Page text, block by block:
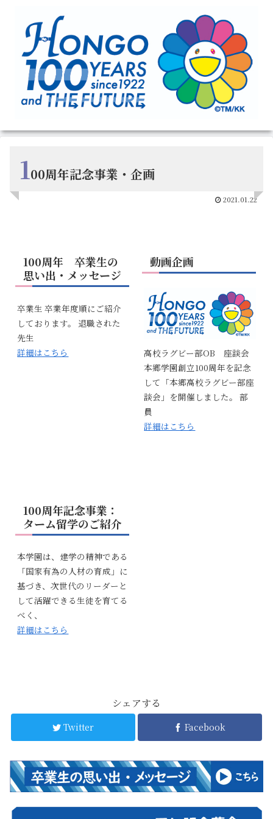
100周年記念事業・企画
2021.01.22
100周年 卒業生の
思い出・メッセージ
卒業生 卒業年度順にご紹介
しております。 退職された
先生
詳細はこちら
動画企画
高校ラグビー部OB 座談会
本郷学園創立100周年を記念
して「本郷高校ラグビー部座
談会」を開催しました。 部
員
詳細はこちら
100周年記念事業：
ターム留学のご紹介
本学園は、建学の精神である
「国家有為の人材の育成」に
基づき、次世代のリーダーと
して活躍できる生徒を育てる
べく、
詳細はこちら
シェアする
Twitter Facebook